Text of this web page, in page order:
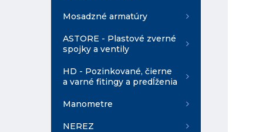
Mosadzné armatúry
ASTORE - Plastové zverné
spojky a ventily
HD - Pozinkované, čierne
a varné fitingy a predĺženia
Manometre
NEREZ